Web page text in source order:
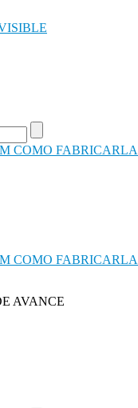
COMO FABRICARLA
COMO FABRICARLA
AVANCE